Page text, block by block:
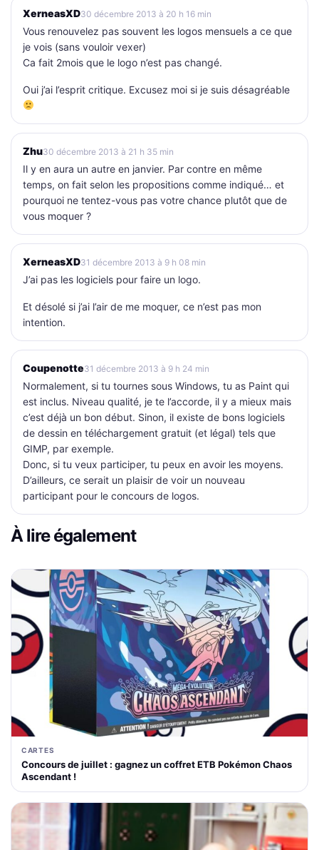
XerneasXD30 décembre 2013 à 20 h 16 min
Vous renouvelez pas souvent les logos mensuels a ce que
je vois (sans vouloir vexer)
Ca fait 2mois que le logo n’est pas changé.
Oui j’ai l’esprit critique. Excusez moi si je suis désagréable
Zhu30 décembre 2013 à 21 h 35 min
Il y en aura un autre en janvier. Par contre en même
temps, on fait selon les propositions comme indiqué… et
pourquoi ne tentez-vous pas votre chance plutôt que de
vous moquer ?
XerneasXD31 décembre 2013 à 9 h 08 min
J’ai pas les logiciels pour faire un logo.
Et désolé si j’ai l’air de me moquer, ce n’est pas mon
intention.
Coupenotte31 décembre 2013 à 9 h 24 min
Normalement, si tu tournes sous Windows, tu as Paint qui
est inclus. Niveau qualité, je te l’accorde, il y a mieux mais
c’est déjà un bon début. Sinon, il existe de bons logiciels
de dessin en téléchargement gratuit (et légal) tels que
GIMP, par exemple.
Donc, si tu veux participer, tu peux en avoir les moyens.
D’ailleurs, ce serait un plaisir de voir un nouveau
participant pour le concours de logos.
À lire également
CARTES
Concours de juillet : gagnez un coffret ETB Pokémon Chaos
Ascendant !